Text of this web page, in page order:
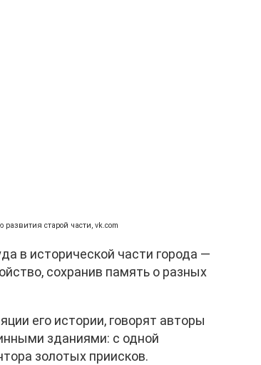
старой части, vk.com
в исторической части города —
сохранив память о разных
его истории, говорят авторы
зданиями: с одной
золотых приисков.